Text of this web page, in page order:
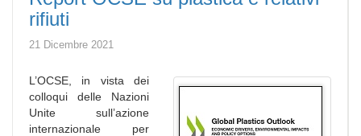
rifiuti
21 Dicembre 2021
L’OCSE, in vista dei
colloqui delle Nazioni
Unite sull’azione
internazionale per